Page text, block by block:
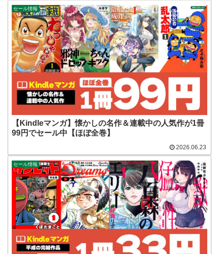
セール情報
【Kindleマンガ】懐かしの名作＆連載中の人気作が1冊
99円でセール中【ほぼ全巻】
2026.06.23
セール情報